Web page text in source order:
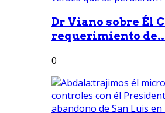
Dr Viano sobre Él
requerimiento
0